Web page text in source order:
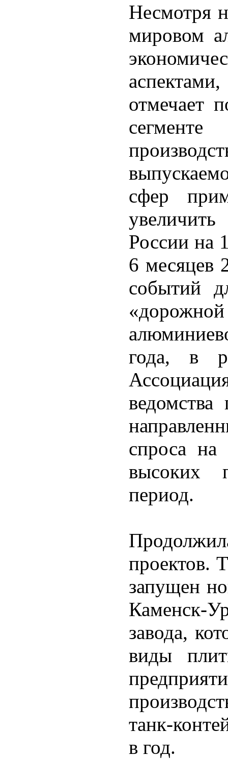
Несмотря
мировом
отмечает
сфер
России на
6 месяцев
событий
года, в
спроса
высоких
период.
проектов.
запущен
Каменск-
завода,
виды
танк-
в год.